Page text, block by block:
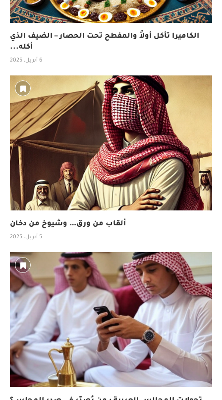
الكاميرا تأكل أولاً والمفطح تحت الحصار – الضيف الذي
أكله...
6 أبريل، 2025
ألقاب من ورق… وشيوخ من دخان
5 أبريل، 2025